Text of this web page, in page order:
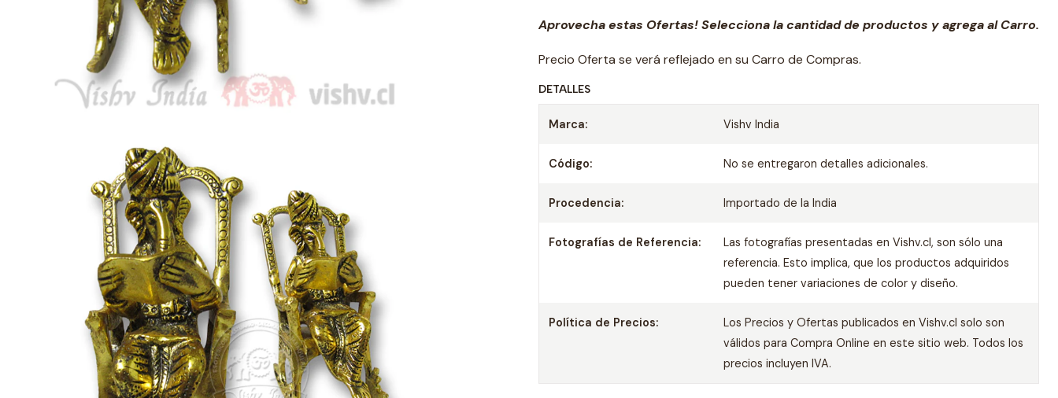
Aprovecha estas Ofertas! Selecciona la cantidad de productos y agrega al Carro.
Precio Oferta se verá reflejado en su Carro de Compras.
DETALLES
Marca: Vishv India
Código: No se entregaron detalles adicionales.
Procedencia: Importado de la India
Fotografías de Referencia:
Las fotografías presentadas en Vishv.cl, son sólo una
referencia. Esto implica, que los productos adquiridos
pueden tener variaciones de color y diseño.
Política de Precios:
Los Precios y Ofertas publicados en Vishv.cl solo son
válidos para Compra Online en este sitio web. Todos los
precios incluyen IVA.